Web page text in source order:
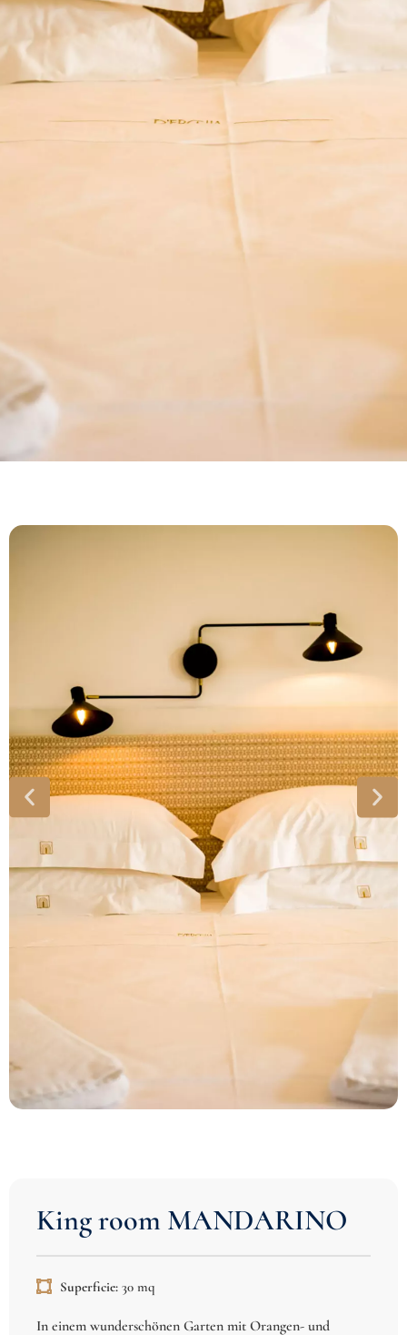
King room MANDARINO
Superficie:30 mq
In einem wunderschönen Garten mit Orangen- und